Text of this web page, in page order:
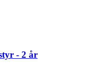
- 2 år